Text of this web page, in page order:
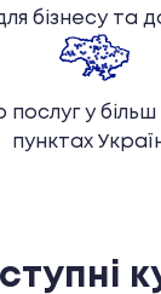
бізнесу та
у більш
пунктах